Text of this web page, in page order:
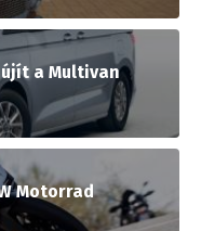
a Multivan
Motorrad